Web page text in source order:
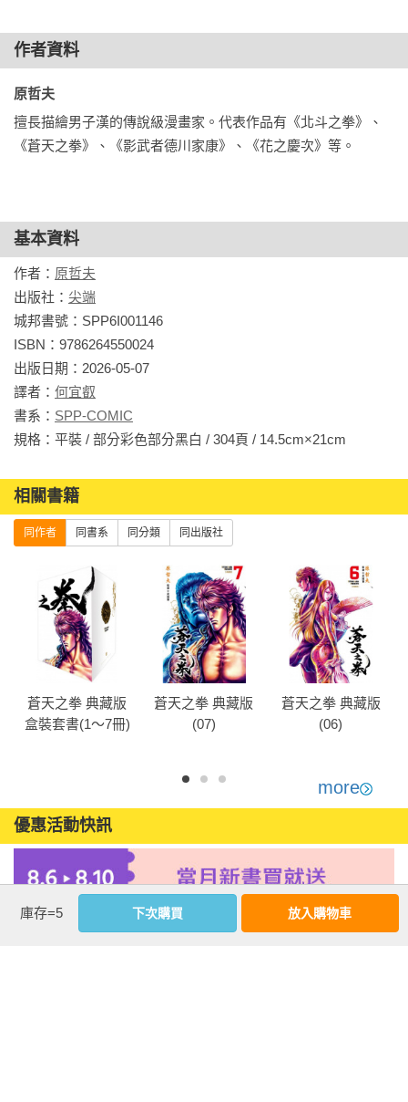
作者資料
原哲夫
擅長描繪男子漢的傳說級漫畫家。代表作品有《北斗之拳》、
《蒼天之拳》、《影武者德川家康》、《花之慶次》等。
基本資料
作者： 原哲夫
出版社： 尖端
城邦書號：SPP6I001146
ISBN：9786264550024
出版日期：2026-05-07
譯者： 何宜叡
書系： SPP-COMIC
相關書籍
同作者 同書系 同分類 同出版社
蒼天之拳 典藏版
盒裝套書(1～7冊)
蒼天之拳 典藏版
(07)
蒼天之拳 典藏版
(06)
more
優惠活動快訊
庫存=5 下次購買 放入購物車